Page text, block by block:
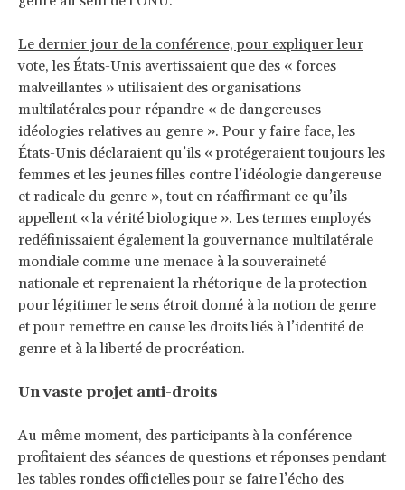
Le dernier jour de la conférence, pour expliquer leur
vote, les États-Unis avertissaient que des « forces
malveillantes » utilisaient des organisations
multilatérales pour répandre « de dangereuses
idéologies relatives au genre ». Pour y faire face, les
États-Unis déclaraient qu’ils « protégeraient toujours les
femmes et les jeunes filles contre l’idéologie dangereuse
et radicale du genre », tout en réaffirmant ce qu’ils
appellent « la vérité biologique ». Les termes employés
redéfinissaient également la gouvernance multilatérale
mondiale comme une menace à la souveraineté
nationale et reprenaient la rhétorique de la protection
pour légitimer le sens étroit donné à la notion de genre
et pour remettre en cause les droits liés à l’identité de
genre et à la liberté de procréation.
Un vaste projet anti-droits
Au même moment, des participants à la conférence
profitaient des séances de questions et réponses pendant
les tables rondes officielles pour se faire l’écho des